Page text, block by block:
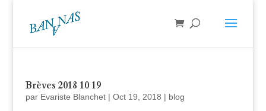
Brèves 2018 10 19
par Evariste Blanchet| Oct 19, 2018 | blog